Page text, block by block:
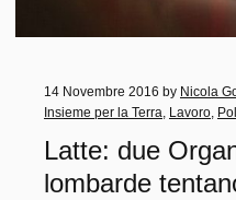
14 Novembre 2016 by Nicola
Insieme per la Terra
Lavoro
Latte: due
lombarde